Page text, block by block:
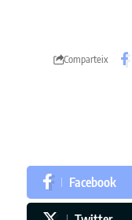
Comparteix
Facebook